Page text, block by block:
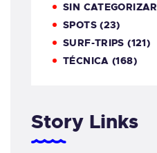
SIN CATEGORIZAR
SPOTS(23)
SURF-TRIPS (121)
TÉCNICA (168)
Story Links